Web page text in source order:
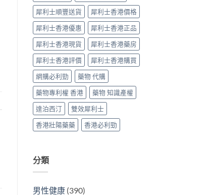
犀利士順豐送貨
犀利士香港價格
犀利士香港優惠
犀利士香港正品
犀利士香港現貨
犀利士香港藥房
犀利士香港評價
犀利士香港購買
網購必利勁
藥物 代購
藥物專利權 香港
藥物 知識產權
達泊西汀
雙效犀利士
香港壯陽藥藥
香港必利勁
分類
男性健康(390)